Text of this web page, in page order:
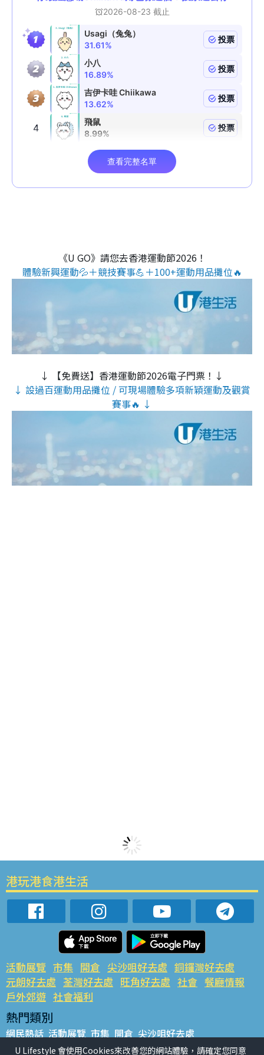
《U GO》請您去香港運動節2026！
體驗新興運動💦＋競技賽事💪＋100+運動用品攤位🔥
↓ 【免費送】香港運動節2026電子門票！↓
↓ 設過百運動用品攤位 / 可現場體驗多項新穎運動及觀賞
賽事🔥 ↓
港玩港食港生活
活動展覽 市集 開倉 尖沙咀好去處 銅鑼灣好去處
元朗好去處 荃灣好去處 旺角好去處 社會 餐廳情報
戶外郊遊 社會福利
熱門類別
網民熱話 活動展覽 市集 開倉 尖沙咀好去處
銅鑼灣好去處 元朗好去處 荃灣好去處 旺角好去處 社會
U Lifestyle 會使用Cookies來改善您的網站體驗，請確定您同意